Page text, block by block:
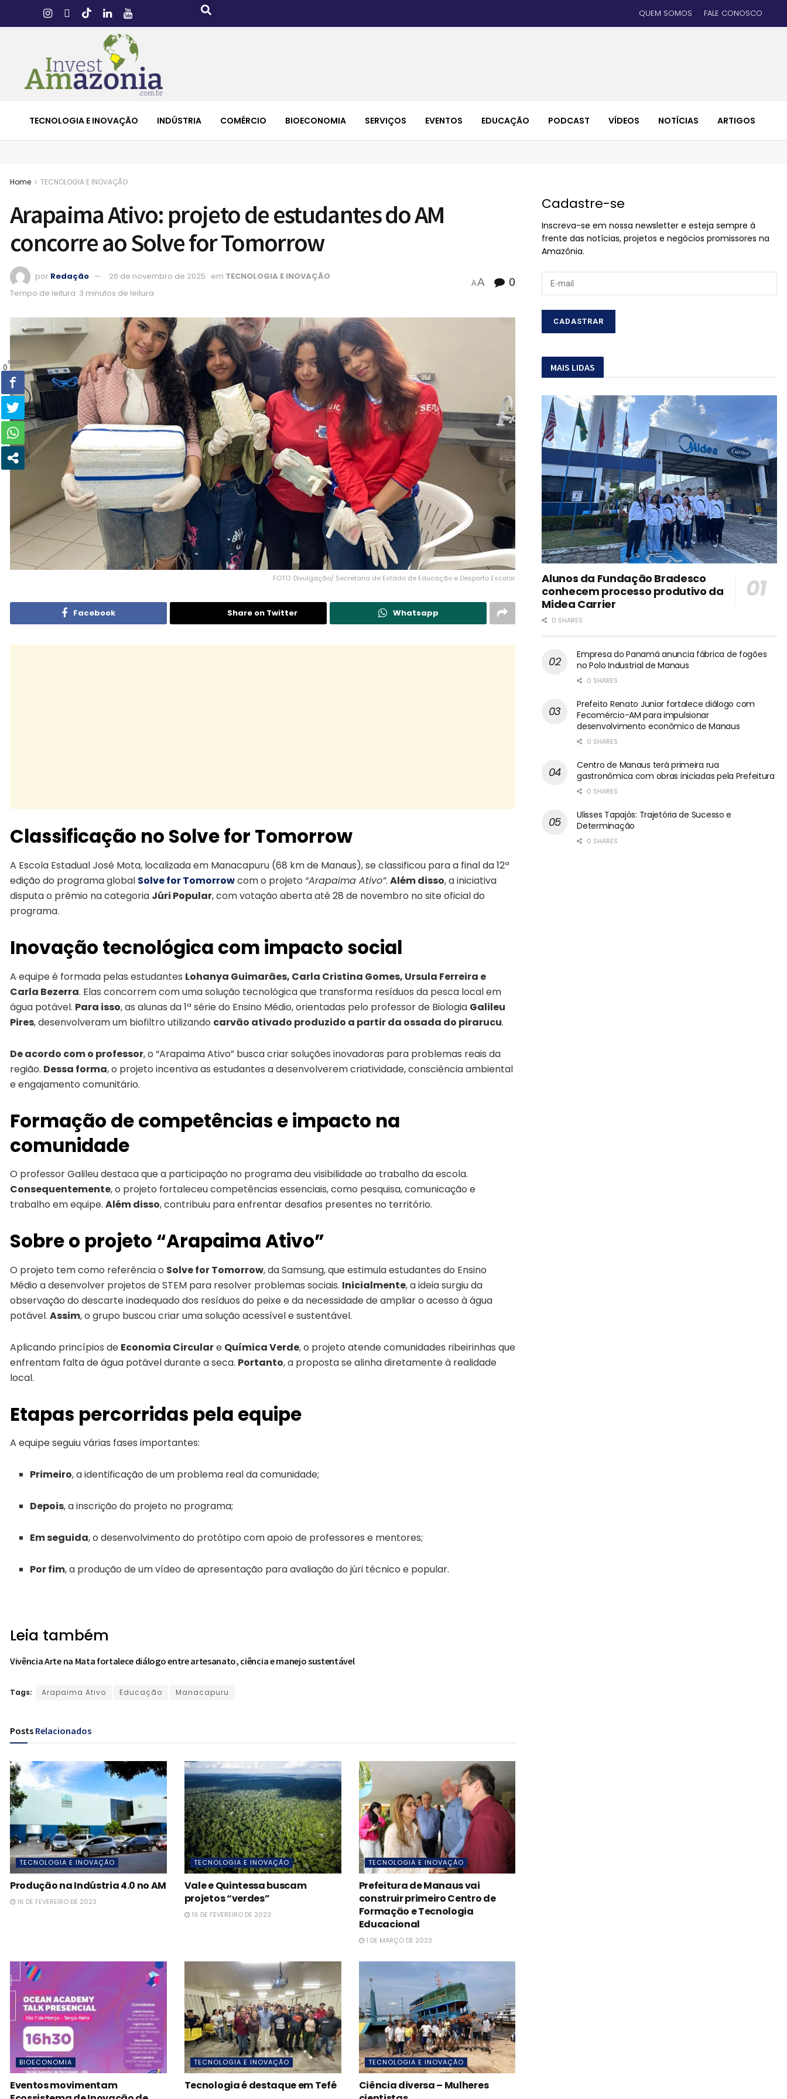
QUEM SOMOS FALE CONOSCO
TECNOLOGIA E INOVAÇÃO INDÚSTRIA COMÉRCIO BIOECONOMIA SERVIÇOS EVENTOS EDUCAÇÃO PODCAST VÍDEOS NOTÍCIAS ARTIGOS
Home TECNOLOGIA E INOVAÇÃO
Arapaima Ativo: projeto de estudantes do AM
concorre ao Solve for Tomorrow
por Redação 26 de novembro de 2025 em TECNOLOGIA E INOVAÇÃO
Tempo de leitura: 3 minutos de leitura
AA 0
FOTO: Divulgação/ Secretaria de Estado de Educação e Desporto Escolar
Facebook Share on Twitter Whatsapp
Classificação no Solve for Tomorrow
A Escola Estadual José Mota, localizada em Manacapuru (68 km de Manaus), se classificou para a final da 12ª
edição do programa global Solve for Tomorrowcom o projeto “Arapaima Ativo”. Além disso, a iniciativa
disputa o prêmio na categoria Júri Popular, com votação aberta até 28 de novembro no site oficial do
programa.
Inovação tecnológica com impacto social
A equipe é formada pelas estudantes Lohanya Guimarães, Carla Cristina Gomes, Ursula Ferreira e
Carla Bezerra. Elas concorrem com uma solução tecnológica que transforma resíduos da pesca local em
água potável. Para isso, as alunas da 1ª série do Ensino Médio, orientadas pelo professor de Biologia Galileu
Pires, desenvolveram um biofiltro utilizando carvão ativado produzido a partir da ossada do pirarucu.
De acordo com o professor, o “Arapaima Ativo” busca criar soluções inovadoras para problemas reais da
região. Dessa forma, o projeto incentiva as estudantes a desenvolverem criatividade, consciência ambiental
e engajamento comunitário.
Formação de competências e impacto na
comunidade
O professor Galileu destaca que a participação no programa deu visibilidade ao trabalho da escola.
Consequentemente, o projeto fortaleceu competências essenciais, como pesquisa, comunicação e
trabalho em equipe. Além disso, contribuiu para enfrentar desafios presentes no território.
Sobre o projeto “Arapaima Ativo”
O projeto tem como referência o Solve for Tomorrow, da Samsung, que estimula estudantes do Ensino
Médio a desenvolver projetos de STEM para resolver problemas sociais. Inicialmente, a ideia surgiu da
observação do descarte inadequado dos resíduos do peixe e da necessidade de ampliar o acesso à água
potável. Assim, o grupo buscou criar uma solução acessível e sustentável.
Aplicando princípios de Economia Circulare Química Verde, o projeto atende comunidades ribeirinhas que
enfrentam falta de água potável durante a seca. Portanto, a proposta se alinha diretamente à realidade
local.
Etapas percorridas pela equipe
A equipe seguiu várias fases importantes:
Primeiro, a identificação de um problema real da comunidade;
Depois, a inscrição do projeto no programa;
Em seguida, o desenvolvimento do protótipo com apoio de professores e mentores;
Por fim, a produção de um vídeo de apresentação para avaliação do júri técnico e popular.
Leia também
Vivência Arte na Mata fortalece diálogo entre artesanato, ciência e manejo sustentável
Tags: Arapaima Ativo Educação Manacapuru
Posts Relacionados
TECNOLOGIA E INOVAÇÃO
Produção na Indústria 4.0 no AM
16 DE FEVEREIRO DE 2023
TECNOLOGIA E INOVAÇÃO
Vale e Quintessa buscam
projetos “verdes”
16 DE FEVEREIRO DE 2023
TECNOLOGIA E INOVAÇÃO
Prefeitura de Manaus vai
construir primeiro Centro de
Formação e Tecnologia
Educacional
1 DE MARÇO DE 2023
BIOECONOMIA
Eventos movimentam
TECNOLOGIA E INOVAÇÃO
Tecnologia é destaque em Tefé
TECNOLOGIA E INOVAÇÃO
Ciência diversa – Mulheres
Cadastre-se
Inscreva-se em nossa newsletter e esteja sempre à
frente das notícias, projetos e negócios promissores na
Amazônia.
MAIS LIDAS
Alunos da Fundação Bradesco
conhecem processo produtivo da
Midea Carrier
0 SHARES
Empresa do Panamá anuncia fábrica de fogões
no Polo Industrial de Manaus
0 SHARES
Prefeito Renato Junior fortalece diálogo com
Fecomércio-AM para impulsionar
desenvolvimento econômico de Manaus
0 SHARES
Centro de Manaus terá primeira rua
gastronômica com obras iniciadas pela Prefeitura
0 SHARES
Ulisses Tapajós: Trajetória de Sucesso e
Determinação
0 SHARES
0
SHARES